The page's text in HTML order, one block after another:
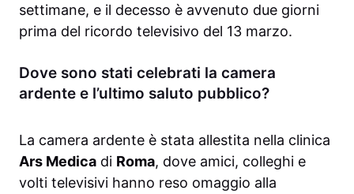
settimane, e il decesso è avvenuto due giorni
prima del ricordo televisivo del 13 marzo.
Dove sono stati celebrati la camera
ardente e l’ultimo saluto pubblico?
La camera ardente è stata allestita nella clinica
Ars Medica di Roma, dove amici, colleghi e
volti televisivi hanno reso omaggio alla